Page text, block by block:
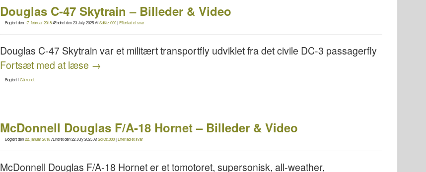
Douglas C-47 Skytrain – Billeder & Video
Bogført den 17. februar 2018Ændret den23 July 2025AfSdKfz.000|Efterlad et svar
Douglas C-47 Skytrain var et militært transportfly udviklet fra det civile DC-3 passagerfly
Fortsæt med at læse →
Bogført iGå rundt
McDonnell Douglas F/A-18 Hornet – Billeder & Video
Bogført den22. januar 2018Ændret den22 July 2025AfSdKfz.000|Efterlad et svar
McDonnell Douglas F/A-18 Hornet er et tomotoret, supersonisk, all-weather,